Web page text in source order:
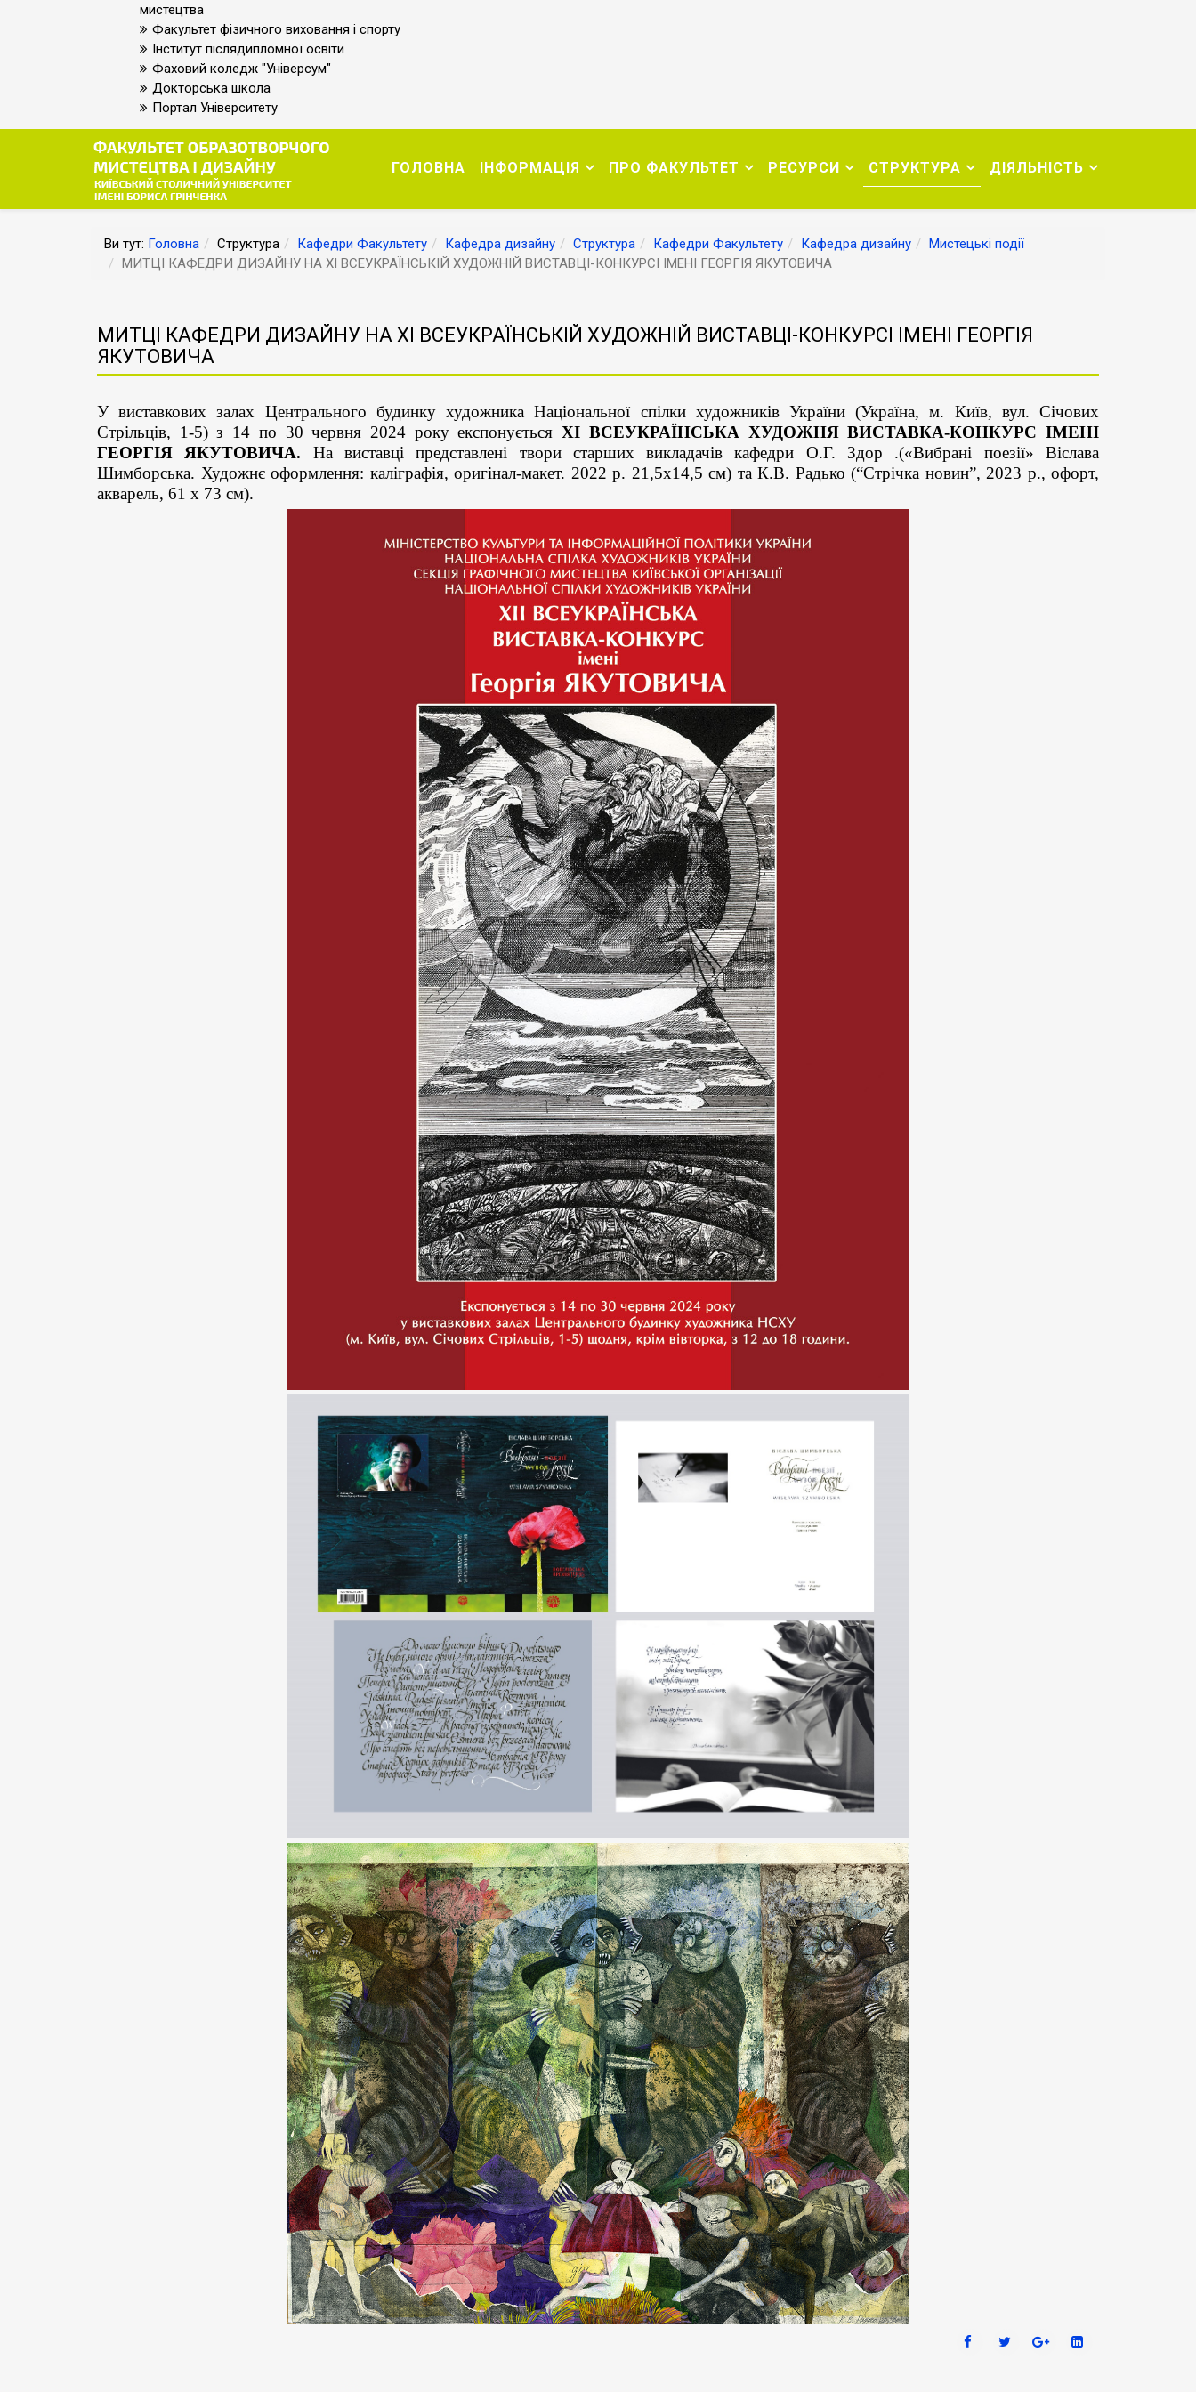
мистецтва
Факультет фізичного виховання і спорту
Інститут післядипломної освіти
Фаховий коледж "Універсум"
Докторська школа
Портал Університету
ГОЛОВНА ІНФОРМАЦІЯ ПРО ФАКУЛЬТЕТ РЕСУРСИ СТРУКТУРА ДІЯЛЬНІСТЬ
Ви тут: Головна Структура Кафедри Факультету Кафедра дизайну Структура Кафедри Факультету Кафедра дизайну
Мистецькі події
МИТЦІ КАФЕДРИ ДИЗАЙНУ НА ХІ ВСЕУКРАЇНСЬКІЙ ХУДОЖНІЙ ВИСТАВЦІ-КОНКУРСІ ІМЕНІ ГЕОРГІЯ ЯКУТОВИЧА
МИТЦІ КАФЕДРИ ДИЗАЙНУ НА ХІ ВСЕУКРАЇНСЬКІЙ ХУДОЖНІЙ ВИСТАВЦІ-КОНКУРСІ ІМЕНІ ГЕОРГІЯ
ЯКУТОВИЧА
У виставкових залах Центрального будинку художника Національної спілки художників України (Україна, м. Київ, вул. Січових
Стрільців, 1-5) з 14 по 30 червня 2024 року експонується ХІ ВСЕУКРАЇНСЬКА ХУДОЖНЯ ВИСТАВКА-КОНКУРС ІМЕНІ
ГЕОРГІЯ ЯКУТОВИЧА. На виставці представлені твори старших викладачів кафедри О.Г. Здор .(«Вибрані поезії» Віслава
Шимборська. Художнє оформлення: каліграфія, оригінал-макет. 2022 р. 21,5х14,5 см) та К.В. Радько (“Стрічка новин”, 2023 р., офорт,
акварель, 61 х 73 см).